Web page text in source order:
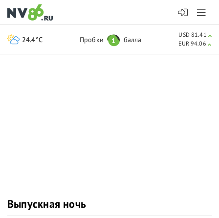
Выпускная ночь
24.4°C Пробки 1 балла
USD 81.41
EUR 94.06